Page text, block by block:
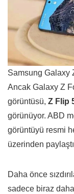
Samsung Galaxy
Ancak Galaxy Z
görüntüsü, Z Flip
görünüyor. ABD
görüntüyü resmi
üzerinden
Daha önce
sadece biraz